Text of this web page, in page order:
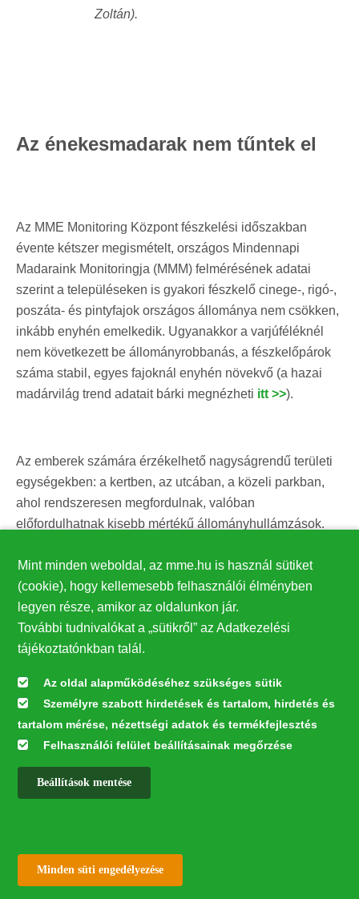
Zoltán).
Az énekesmadarak nem tűntek el
Az MME Monitoring Központ fészkelési időszakban
évente kétszer megismételt, országos Mindennapi
Madaraink Monitoringja (MMM) felmérésének adatai
szerint a településeken is gyakori fészkelő cinege-, rigó-,
poszáta- és pintyfajok országos állománya nem csökken,
inkább enyhén emelkedik. Ugyanakkor a varjúféléknél
nem következett be állományrobbanás, a fészkelőpárok
száma stabil, egyes fajoknál enyhén növekvő (a hazai
madárvilág trend adatait bárki megnézheti itt >>).
Az emberek számára érzékelhető nagyságrendű területi
egységekben: a kertben, az utcában, a közeli parkban,
ahol rendszeresen megfordulnak, valóban
előfordulhatnak kisebb mértékű állományhullámzások.
semmiféleképpen nem a varjúfélék állnak!
Kedvezőtlen élőhelyi hatások
A települések növényvilága, és ezzel összefüggésben az
élőhelykínálat folyton és gyakran hirtelen változik: a
kivágják az öreg fákat; a bokrosok megerősödnek, vagy –
amint az a főváros számos közterületén tapasztalható –,
megszűnnek; az egyre gyakoribb és szárazabb
tavaszoknak köszönhetően a bokrok és fák
búvó- és fészkelőhely.
Mint minden weboldal, az mme.hu is használ sütiket
(cookie), hogy kellemesebb felhasználói élményben
legyen része, amikor az oldalunkon jár.
További tudnivalókat a „sütikről” az Adatkezelési
tájékoztatónkban talál.
Az oldal alapműködéséhez szükséges sütik
Személyre szabott hirdetések és tartalom, hirdetés és
tartalom mérése, nézettségi adatok és termékfejlesztés
Felhasználói felület beállításainak megőrzése
Beállítások mentése
Minden süti engedélyezése